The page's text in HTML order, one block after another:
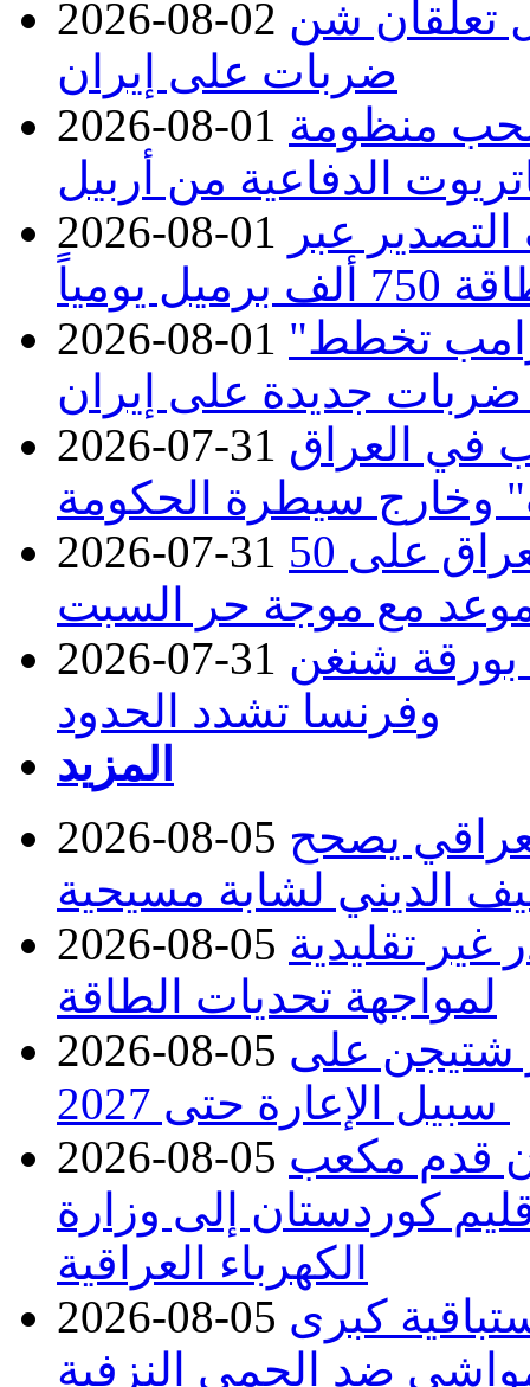
2026-08-02 تعلقان شن
ضربات على إيران
2026-08-01 منظومة
الدفاعية من أربيل
2026-08-01
التصدير عبر
يومياً
2026-08-01 "في أقرب وقت ممكن".. إدارة ترامب تخطط
جديدة على إيران
2026-07-31 في العراق
سيطرة الحكومة
2026-07-31 50 درجة مئوية في 5 محافظات.. العراق على
مع موجة حر السبت
2026-07-31 بورقة شنغن
وفرنسا تشدد الحدود
المزيد
2026-08-05 يصحح
الديني لشابة مسيحية
2026-08-05 غير تقليدية
لمواجهة تحديات الطاقة
2026-08-05 شتيجن على
2026-08-05 توريد 100 مليون قدم مكعب
كوردستان إلى وزارة
الكهرباء العراقية
2026-08-05 كبرى
ضد الحمى النزفية